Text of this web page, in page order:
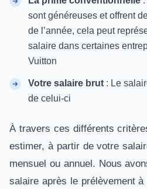
sont généreuses et offrent
de l’année, cela peut
salaire dans certaines
Vuitton
Votre salaire brut : Le
de celui-ci
À travers ces différents
estimer, à partir de votre
mensuel ou annuel. Nous
salaire après le prélèvement